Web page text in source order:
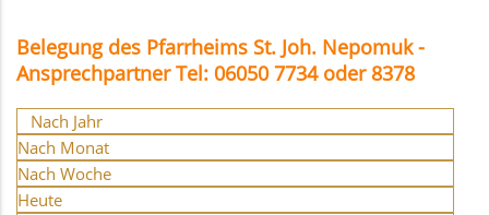
Belegung des Pfarrheims St. Joh. Nepomuk -
Ansprechpartner Tel: 06050 7734 oder 8378
Nach Jahr
Nach Monat
Nach Woche
Heute